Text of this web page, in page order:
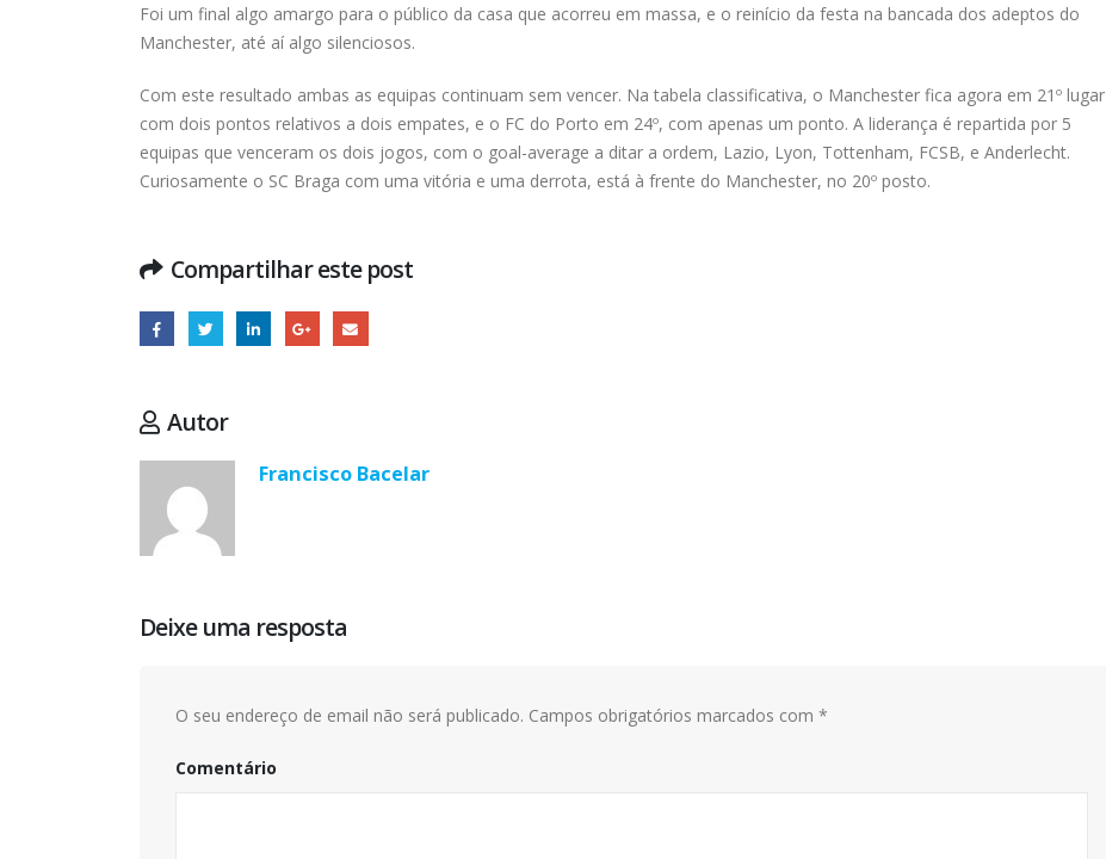
Foi um final algo amargo para o público da casa que acorreu em massa, e o reinício da festa na bancada dos adeptos do
Manchester, até aí algo silenciosos.
Com este resultado ambas as equipas continuam sem vencer. Na tabela classificativa, o Manchester fica agora em 21º lugar
com dois pontos relativos a dois empates, e o FC do Porto em 24º, com apenas um ponto. A liderança é repartida por 5
equipas que venceram os dois jogos, com o goal-average a ditar a ordem, Lazio, Lyon, Tottenham, FCSB, e Anderlecht.
Curiosamente o SC Braga com uma vitória e uma derrota, está à frente do Manchester, no 20º posto.
Compartilhar este post
Autor
Francisco Bacelar
Deixe uma resposta
O seu endereço de email não será publicado. Campos obrigatórios marcados com *
Comentário